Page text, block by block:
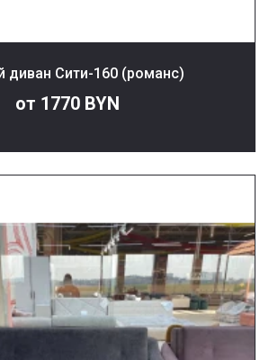
диван Сити-160 (романс)
от 1770 BYN